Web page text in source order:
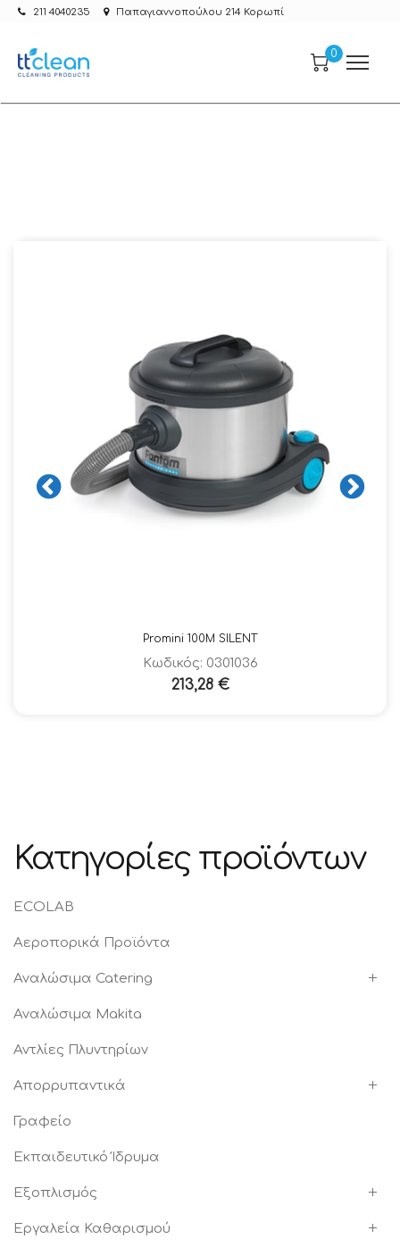
211 4040235 Παπαγιαννοπούλου 214 Κορωπί
0
Promini 100M SILENT
Κωδικός: 0301036
213,28 €
Κατηγορίες προϊόντων
ECOLAB
Αεροπορικά Προϊόντα
Αναλώσιμα Catering
Αναλώσιμα Makita
Αντλίες Πλυντηρίων
Απορρυπαντικά
Γραφείο
Εκπαιδευτικό Ίδρυμα
Εξοπλισμός
Εργαλεία Καθαρισμού